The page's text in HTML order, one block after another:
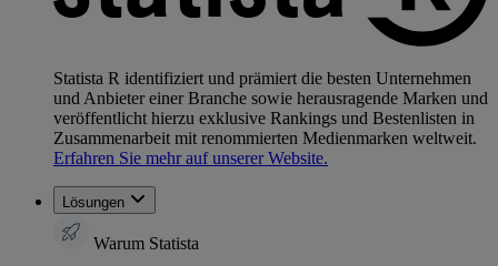
Statista R identifiziert und prämiert die besten Unternehmen
und Anbieter einer Branche sowie herausragende Marken und
veröffentlicht hierzu exklusive Rankings und Bestenlisten in
Zusammenarbeit mit renommierten Medienmarken weltweit.
Erfahren Sie mehr auf unserer Website.
Lösungen
Warum Statista